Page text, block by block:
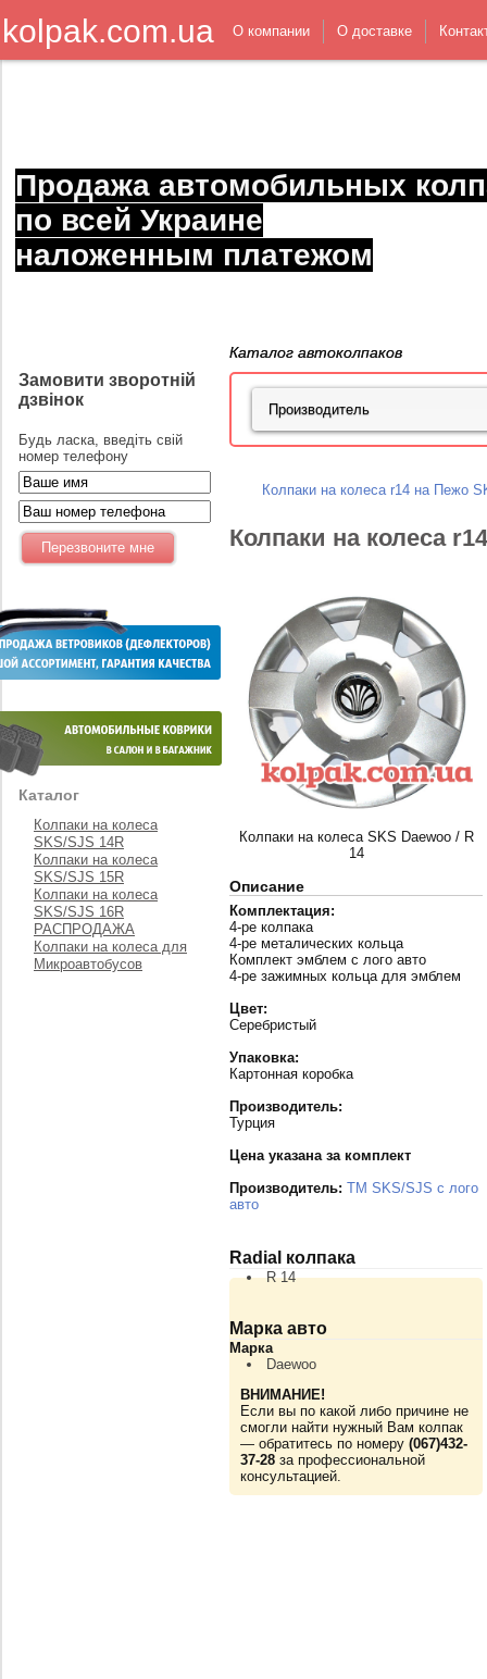
kolpak.com.ua О компании О доставке
Продажа автомобильных
по всей Украине
наложенным платежом
Замовити зворотній
дзвінок
Будь ласка, введіть свій
номер телефону
Каталог
Колпаки на колеса
SKS/SJS 14R
Колпаки на колеса
SKS/SJS 15R
Колпаки на колеса
SKS/SJS 16R
РАСПРОДАЖА
Колпаки на колеса для
Микроавтобусов
Каталог автоколпаков
Колпаки на колеса r14 на Пежо
Колпаки на колеса
Колпаки на колеса SKS Daewoo / R
14
Описание
Комплектация:
4-ре колпака
4-ре металических кольца
Комплект эмблем с лого авто
4-ре зажимных кольца для эмблем
Цвет:
Серебристый
Упаковка:
Картонная коробка
Производитель:
Турция
Цена указана за комплект
Производитель: TM SKS/SJS с лого
авто
Radial колпака
R 14
Марка авто
Марка
Daewoo
ВНИМАНИЕ!
Если вы по какой либо причине не
смогли найти нужный Вам колпак
— обратитесь по номеру (067)432-
37-28 за профессиональной
консультацией.